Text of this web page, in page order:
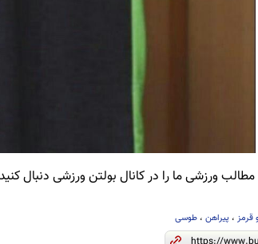
ورزشی ما را در کانال بولتن ورزشی دنبال کنید
قرمز، پیراهن، طوسی